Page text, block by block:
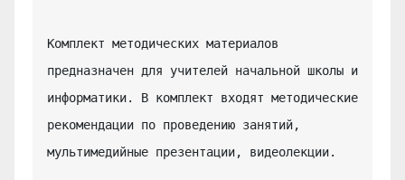
Комплект методических материалов
предназначен для учителей начальной школы и
информатики. В комплект входят методические
рекомендации по проведению занятий,
мультимедийные презентации, видеолекции.